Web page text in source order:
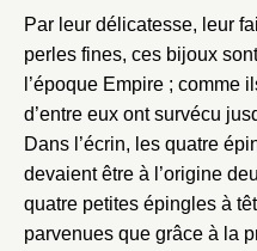
Par leur délicatesse, leur
perles fines, ces bijoux
l’époque Empire ; comme
d’entre eux ont survécu
Dans l’écrin, les quatre
devaient être à l’origine
quatre petites épingles à
parvenues que grâce à la
Créer et
Vous avez oublié votre mot de